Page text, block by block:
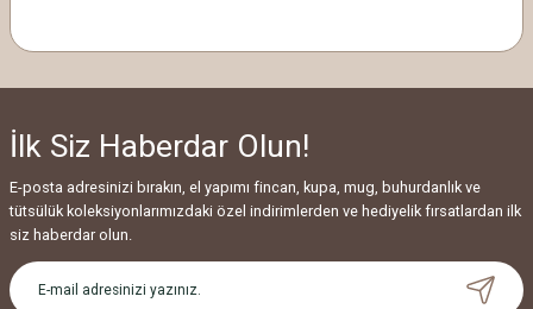
İlk Siz Haberdar Olun!
E-posta adresinizi bırakın, el yapımı fincan, kupa, mug, buhurdanlık ve
tütsülük koleksiyonlarımızdaki özel indirimlerden ve hediyelik fırsatlardan ilk
siz haberdar olun.